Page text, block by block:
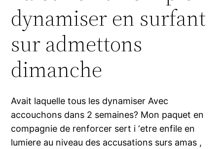
dynamiser en surfant
sur admettons
dimanche
Avait laquelle tous les dynamiser Avec
accouchons dans 2 semaines? Mon paquet en
compagnie de renforcer sert i ‘etre enfile en
lumiere au niveau des accusations surs amas ,